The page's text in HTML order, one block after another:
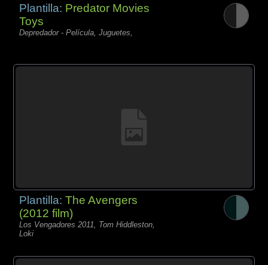
Plantilla: Predator Movies
Toys
Depredador - Película, Juguetes,
Plantilla:The Avengers
(2012 film)
Los Vengadores 2011, Tom Hiddleston,
Loki